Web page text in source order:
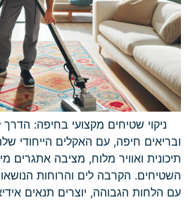
ניקוי שטיחים מקצועי בחיפה:
ובריאים חיפה, עם האקלים הייחודי
תיכונית ואוויר מלוח, מציבה אתגרים
השטיחים. הקרבה לים והרוחות
עם הלחות הגבוהה, יוצרים תנאים